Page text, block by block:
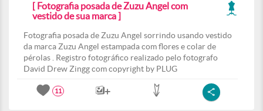
[ Fotografia posada de Zuzu Angel com
vestido de sua marca ]
Fotografia posada de Zuzu Angel sorrindo usando vestido
da marca Zuzu Angel estampada com flores e colar de
pérolas . Registro fotográfico realizado pelo fotografo
David Drew Zingg com copyright by PLUG
11